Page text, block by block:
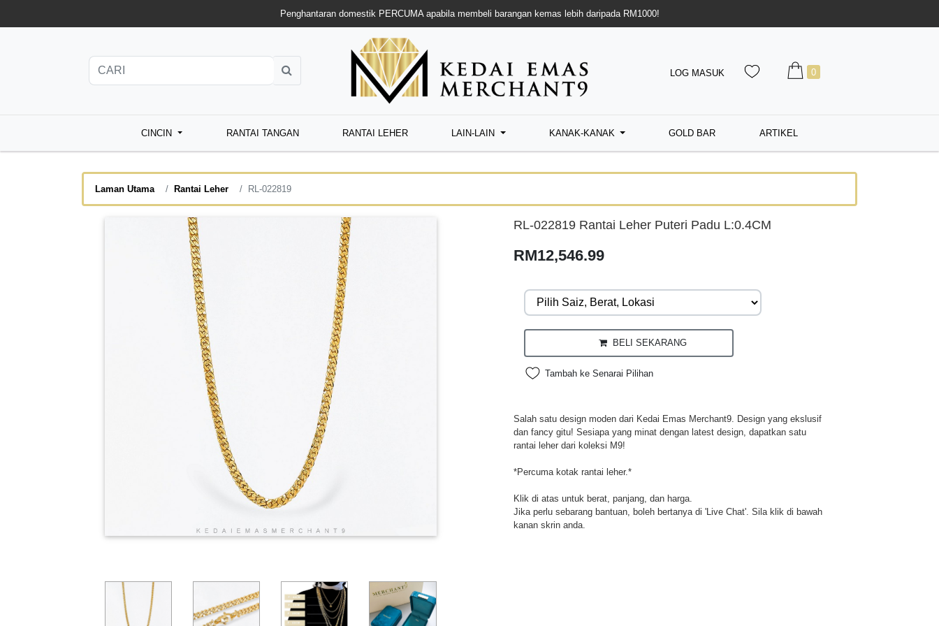
Penghantaran domestik PERCUMA apabila membeli barangan kemas lebih daripada RM1000!
LOG MASUK 0
CINCIN RANTAI TANGAN RANTAI LEHER LAIN-LAIN KANAK-KANAK GOLD BAR ARTIKEL
Laman Utama Rantai Leher RL-022819
RL-022819 Rantai Leher Puteri Padu L:0.4CM
RM12,546.99
BELI SEKARANG
Tambah ke Senarai Pilihan
Salah satu design moden dari Kedai Emas Merchant9. Design yang ekslusif
dan fancy gitu! Sesiapa yang minat dengan latest design, dapatkan satu
rantai leher dari koleksi M9!
*Percuma kotak rantai leher.*
Klik di atas untuk berat, panjang, dan harga.
Jika perlu sebarang bantuan, boleh bertanya di 'Live Chat'. Sila klik di bawah
kanan skrin anda.